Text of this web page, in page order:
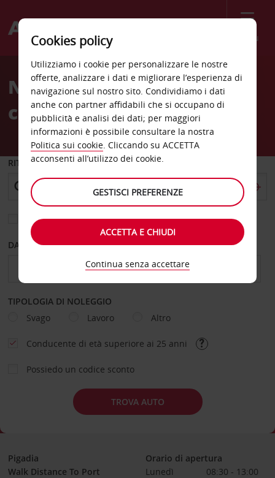
Menù
Welcome
AvisNoleggio auto Scarpanto
città
RITIRO DA
Scegli una località di riconsegna diversa
DAL GIORNO AL GIORNO
TIPOLOGIA DI NOLEGGIO
Svago
Lavoro Altro
Conducente di età superiore ai 25 anni
Possiedo un codice sconto
TROVA AUTO
Pigadia
Walk Distance To Port
Orario di apertura
Lunedì
08:30 - 13:00
Cookies policy
Utilizziamo i cookie per personalizzare le nostre
offerte, analizzare i dati e migliorare l’esperienza di
navigazione sul nostro sito. Condividiamo i dati
anche con partner affidabili che si occupano di
pubblicità e analisi dei dati; per maggiori
informazioni è possibile consultare la nostra
Politica sui cookie. Cliccando su ACCETTA
acconsenti all’utilizzo dei cookie.
GESTISCI PREFERENZE
ACCETTA E CHIUDI
Continua senza accettare